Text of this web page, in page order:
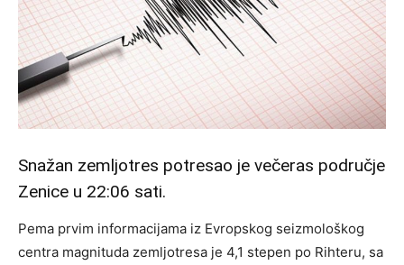
Snažan zemljotres potresao je večeras područje
Zenice u 22:06 sati.
Pema prvim informacijama iz Evropskog seizmološkog
centra magnituda zemljotresa je 4,1 stepen po Rihteru, sa